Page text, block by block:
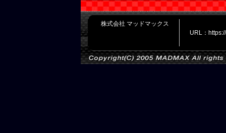
株式会社 マッドマックス
URL：